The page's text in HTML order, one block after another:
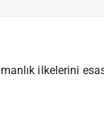
ilkelerini